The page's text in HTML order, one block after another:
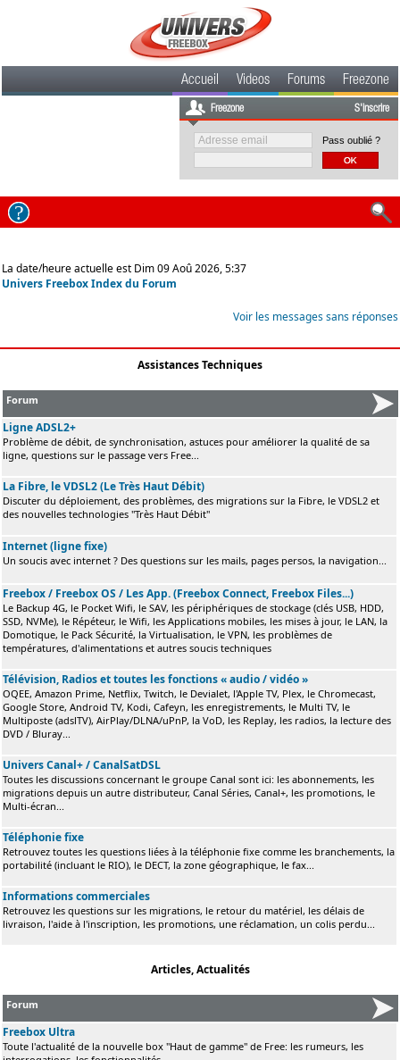
Accueil Videos Forums Freezone
Freezone S'inscrire
Pass oublié ?
La date/heure actuelle est Dim 09 Aoû 2026, 5:37
Univers Freebox Index du Forum
Voir les messages sans réponses
Assistances Techniques
Forum
Ligne ADSL2+
Problème de débit, de synchronisation, astuces pour améliorer la qualité de sa
ligne, questions sur le passage vers Free...
La Fibre, le VDSL2 (Le Très Haut Débit)
Discuter du déploiement, des problèmes, des migrations sur la Fibre, le VDSL2 et
des nouvelles technologies "Très Haut Débit"
Internet (ligne fixe)
Un soucis avec internet ? Des questions sur les mails, pages persos, la navigation...
Freebox / Freebox OS / Les App. (Freebox Connect, Freebox Files...)
Le Backup 4G, le Pocket Wifi, le SAV, les périphériques de stockage (clés USB, HDD,
SSD, NVMe), le Répéteur, le Wifi, les Applications mobiles, les mises à jour, le LAN, la
Domotique, le Pack Sécurité, la Virtualisation, le VPN, les problèmes de
températures, d'alimentations et autres soucis techniques
Télévision, Radios et toutes les fonctions « audio / vidéo »
OQEE, Amazon Prime, Netflix, Twitch, le Devialet, l'Apple TV, Plex, le Chromecast,
Google Store, Android TV, Kodi, Cafeyn, les enregistrements, le Multi TV, le
Multiposte (adslTV), AirPlay/DLNA/uPnP, la VoD, les Replay, les radios, la lecture des
DVD / Bluray...
Univers Canal+ / CanalSatDSL
Toutes les discussions concernant le groupe Canal sont ici: les abonnements, les
migrations depuis un autre distributeur, Canal Séries, Canal+, les promotions, le
Multi-écran...
Téléphonie fixe
Retrouvez toutes les questions liées à la téléphonie fixe comme les branchements, la
portabilité (incluant le RIO), le DECT, la zone géographique, le fax...
Informations commerciales
Retrouvez les questions sur les migrations, le retour du matériel, les délais de
livraison, l'aide à l'inscription, les promotions, une réclamation, un colis perdu...
Articles, Actualités
Forum
Freebox Ultra
Toute l'actualité de la nouvelle box "Haut de gamme" de Free: les rumeurs, les